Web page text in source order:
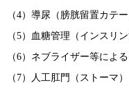
（4）導尿（膀胱留置カテ
（5）血糖管理（インスリン
（6）ネブライザー等によ
（7）人工肛門（ストーマ）